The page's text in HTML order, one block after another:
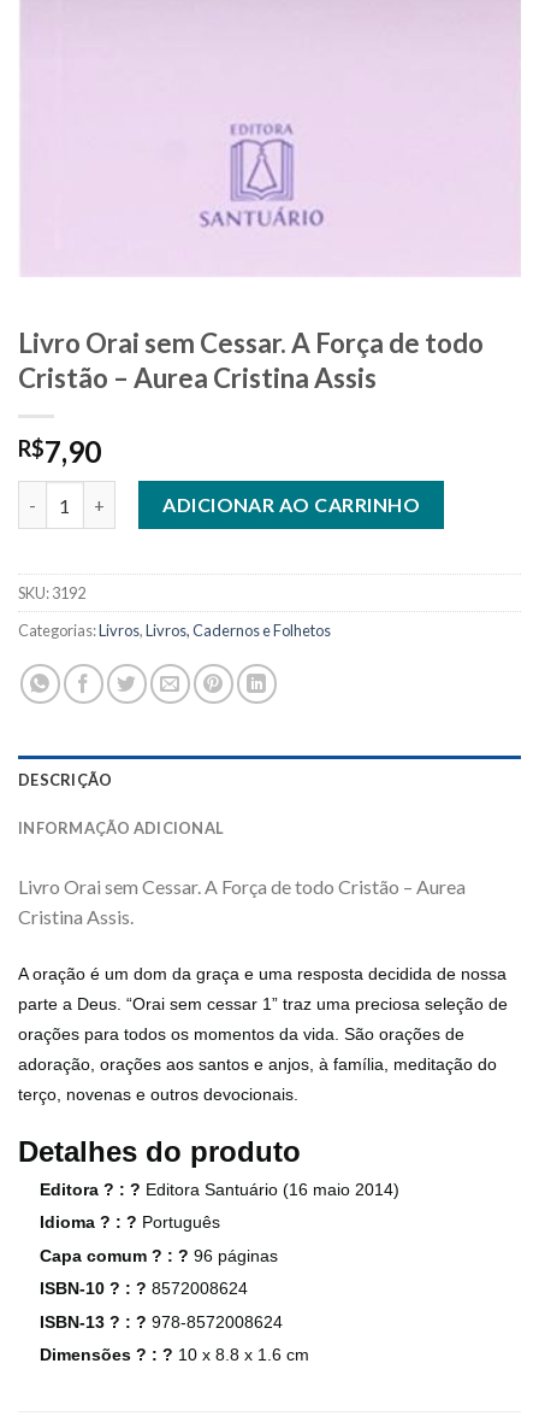
Livro Orai sem Cessar. A Força de todo
Cristão – Aurea Cristina Assis
R$7,90
ADICIONAR AO CARRINHO
SKU:3192
Categorias:Livros,Livros, Cadernos e Folhetos
DESCRIÇÃO
INFORMAÇÃO ADICIONAL
Livro Orai sem Cessar. A Força de todo Cristão – Aurea
Cristina Assis.
A oração é um dom da graça e uma resposta decidida de nossa
parte a Deus. “Orai sem cessar 1” traz uma preciosa seleção de
orações para todos os momentos da vida. São orações de
adoração, orações aos santos e anjos, à família, meditação do
terço, novenas e outros devocionais.
Detalhes do produto
Editora ? : ? Editora Santuário (16 maio 2014)
Idioma ? : ? Português
Capa comum ? : ? 96 páginas
ISBN-10 ? : ? 8572008624
ISBN-13 ? : ? 978-8572008624
Dimensões ? : ? 10 x 8.8 x 1.6 cm